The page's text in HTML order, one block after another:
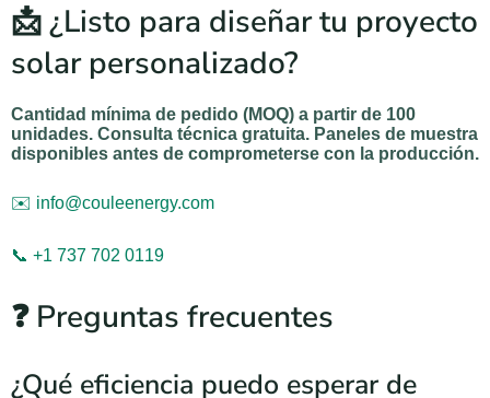
📩 ¿Listo para diseñar tu proyecto
solar personalizado?
Cantidad mínima de pedido (MOQ) a partir de 100
unidades. Consulta técnica gratuita. Paneles de muestra
disponibles antes de comprometerse con la producción.
✉️ info@couleenergy.com
📞 +1 737 702 0119
❓ Preguntas frecuentes
¿Qué eficiencia puedo esperar de